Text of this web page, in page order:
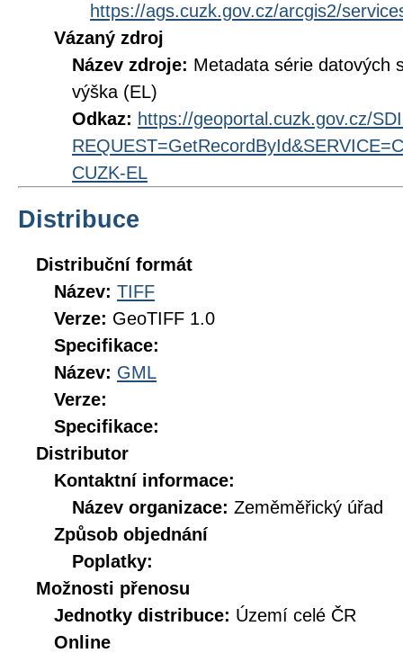
https://ags.cuzk.gov.cz/arcgis2/
Vázaný zdroj
Název zdroje: Metadata série datových
výška (EL)
Odkaz: https://geoportal.cuzk.gov.cz/
CUZK-EL
Distribuce
Distribuční formát
Název: TIFF
Verze: GeoTIFF 1.0
Specifikace:
Název: GML
Verze:
Specifikace:
Distributor
Kontaktní informace:
Název organizace: Zeměměřický úřad
Způsob objednání
Poplatky:
Možnosti přenosu
Jednotky distribuce: Území celé ČR
Online